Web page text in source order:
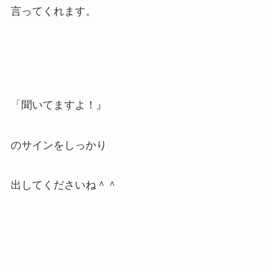
言ってくれます。
「聞いてますよ！』
のサインをしっかり
出してくださいね＾＾